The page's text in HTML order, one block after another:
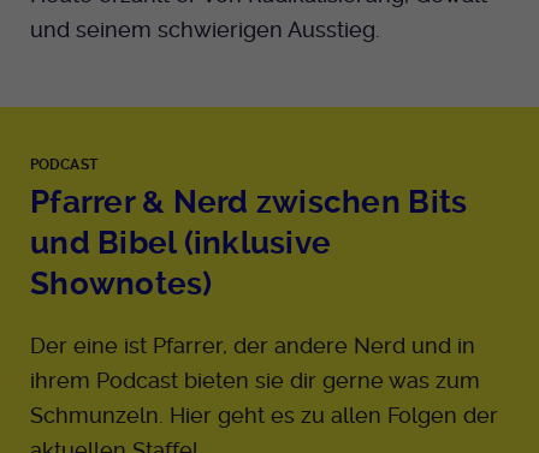
und seinem schwierigen Ausstieg.
PODCAST
Pfarrer & Nerd zwischen Bits
und Bibel (inklusive
Shownotes)
Der eine ist Pfarrer, der andere Nerd und in
ihrem Podcast bieten sie dir gerne was zum
Schmunzeln. Hier geht es zu allen Folgen der